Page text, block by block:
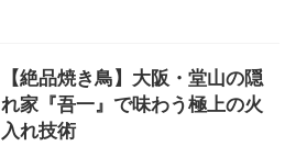
【絶品焼き鳥】大阪・堂山の隠
れ家『吾一』で味わう極上の火
入れ技術